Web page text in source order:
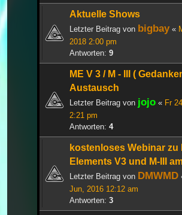
Aktuelle Shows
Letzter Beitrag von bigbay«
2018 2:00 pm
Antworten: 9
ME V 3 / M - III (
Austausch
Letzter Beitrag von jojo « Fr
2:21 pm
Antworten: 4
kostenloses Webinar zu
Elements V3 und M-III
Letzter Beitrag von DMWMD
Jun, 2016 12:12 am
Antworten: 3